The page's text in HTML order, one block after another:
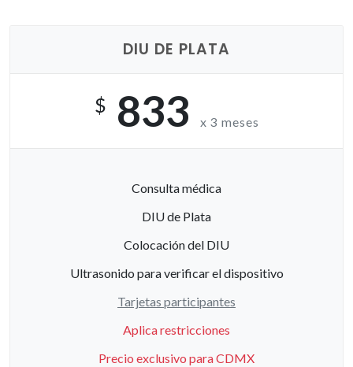
DIU DE PLATA
$ 833 x 3 meses
Consulta médica
DIU de Plata
Colocación del DIU
Ultrasonido para verificar el dispositivo
Tarjetas participantes
Aplica restricciones
Precio exclusivo para CDMX